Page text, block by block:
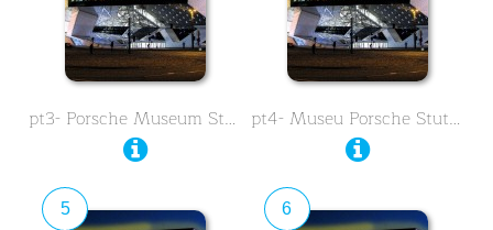
pt3- Porsche Museum Stuttgart … pt4- Museu Porsche Stuttgart …
5 6